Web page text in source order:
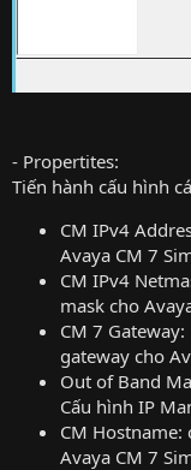
- Propertites:
Tiến hành cấu hình
CM IPv4
Avaya CM 7
CM IPv4
mask cho
CM 7
gateway cho
Out of Band
Cấu hình IP
CM
Avaya CM 7